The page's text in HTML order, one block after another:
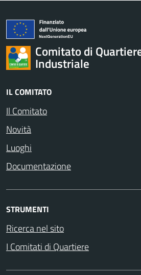
Comitato di
Industriale
IL COMITATO
Il Comitato
Novità
Luoghi
Documentazione
STRUMENTI
Ricerca nel sito
I Comitati di Quartiere